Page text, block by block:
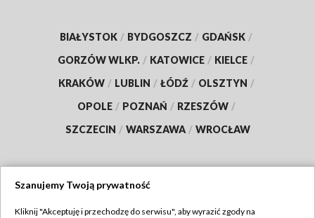
BIAŁYSTOK / BYDGOSZCZ / GDAŃSK /
GORZÓW WLKP. / KATOWICE / KIELCE /
KRAKÓW / LUBLIN / ŁÓDŹ / OLSZTYN /
OPOLE / POZNAŃ / RZESZÓW /
SZCZECIN / WARSZAWA / WROCŁAW
Szanujemy Twoją prywatność
Kliknij "Akceptuję i przechodzę do serwisu", aby wyrazić zgody na